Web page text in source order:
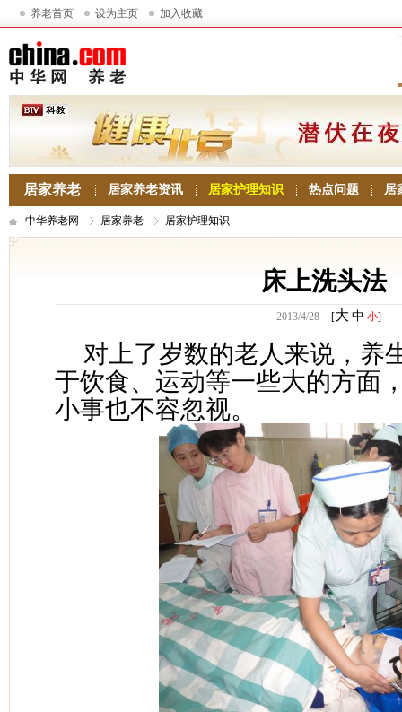
养老首页 设为主页 加入收藏
居家养老 居家养老资讯 居家护理知识 热点问题 居
中华养老网 居家养老 居家护理知识
床上洗头法
2013/4/28 [大 中 小]
对上了岁数的老人来说，养
于饮食、运动等一些大的方面
小事也不容忽视。